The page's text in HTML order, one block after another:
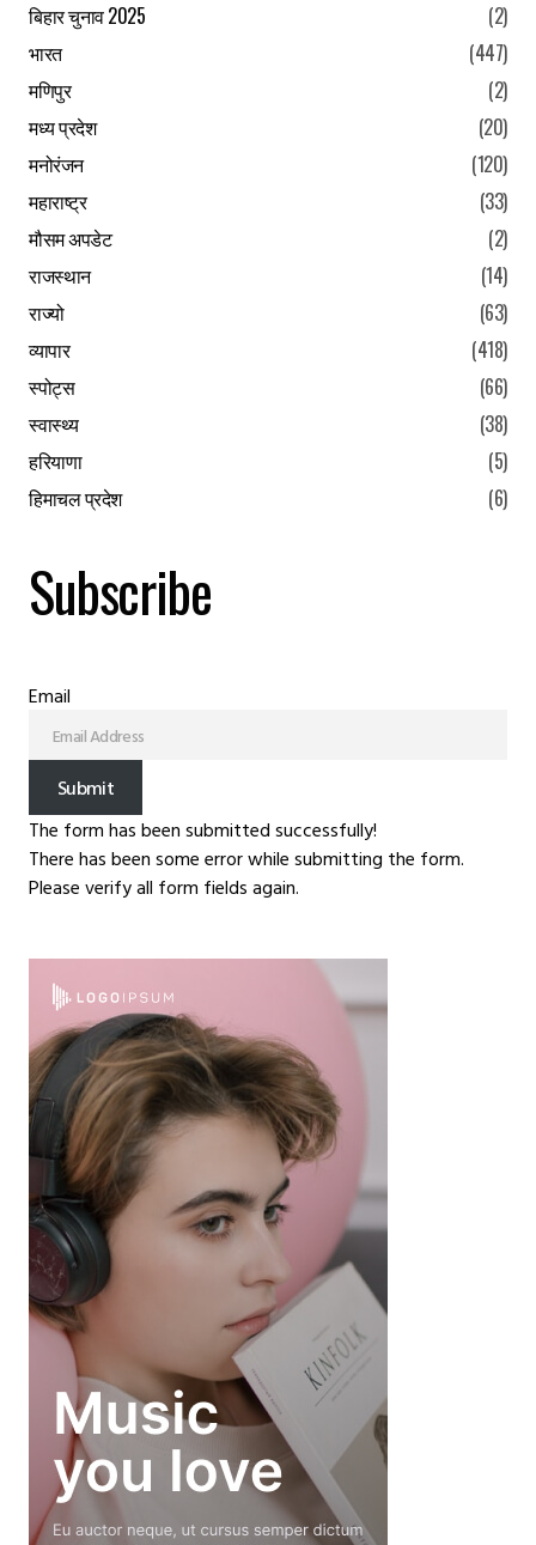
बिहार चुनाव 2025
(2)
भारत
(447)
मणिपुर
(2)
मध्य प्रदेश
(20)
मनोरंजन
(120)
महाराष्ट्र
(33)
मौसम अपडेट
(2)
राजस्थान
(14)
राज्यो
(63)
व्यापार
(418)
स्पोट्स
(66)
स्वास्थ्य
(38)
हरियाणा
(5)
हिमाचल प्रदेश
(6)
Subscribe
Email
Submit
The form has been submitted successfully!
There has been some error while submitting the form.
Please verify all form fields again.